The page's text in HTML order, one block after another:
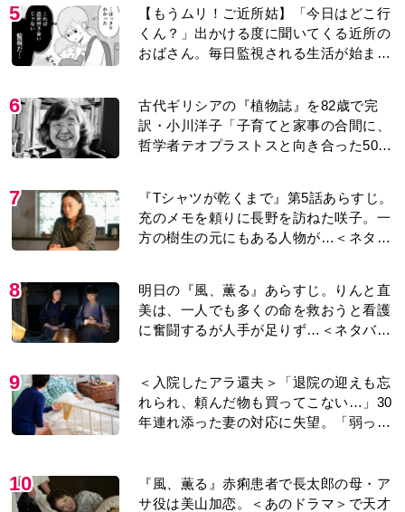
5
【もうムリ！ご近所姑】「今日はどこ行
くん？」出かける度に聞いてくる近所の
おばさん。毎日監視される生活が始ま
6
古代ギリシアの『植物誌』を82歳で完
訳・小川洋子「子育てと家事の合間に、
哲学者テオプラストスと向き合った50
7
『Tシャツが乾くまで』第5話あらすじ。
充のメモを頼りに長野を訪ねた咲子。一
方の樹生の元にもある人物が…＜ネタバ
8
明日の『風、薫る』あらすじ。りんと直
美は、一人でも多くの命を救おうと看護
に奮闘するが人手が足りず…＜ネタバレ
9
＜入院したアラ還夫＞「退院の迎えも忘
れられ、頼んだ物も買ってこない…」30
年連れ添った妻の対応に失望。「弱った
10
『風、薫る』赤痢患者で長太郎の母・ア
サ役は美山加恋。＜あのドラマ＞で天才